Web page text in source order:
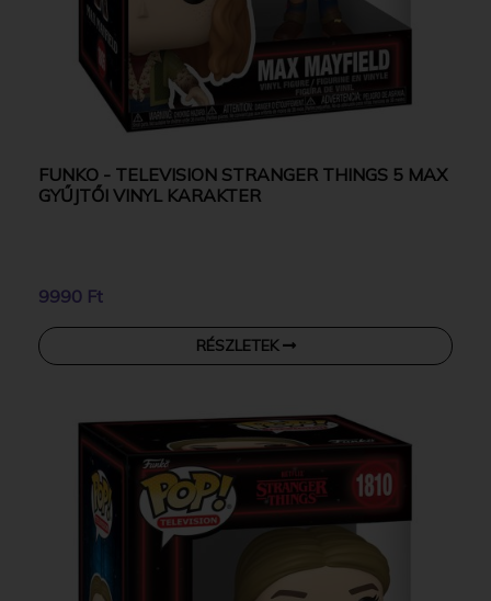
FUNKO - TELEVISION STRANGER THINGS 5 MAX
GYŰJTŐI VINYL KARAKTER
9990 Ft
RÉSZLETEK